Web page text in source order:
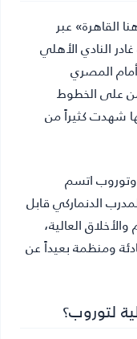
القاهرة» عبر
النادي الأهلي
المصري
على الخطوط
شهدت كثيراً من
وتوروب اتسم
الدنماركي قابل
العالية،
ومنظمة بعيداً عن
لتوروب؟